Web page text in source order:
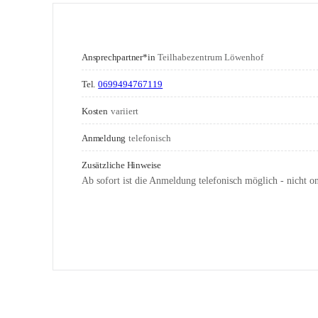
Ansprechpartner*in Teilhabezentrum Löwenhof
Tel. 0699494767119
Kosten variiert
Anmeldung telefonisch
Zusätzliche Hinweise
Ab sofort ist die Anmeldung telefonisch möglich - nicht